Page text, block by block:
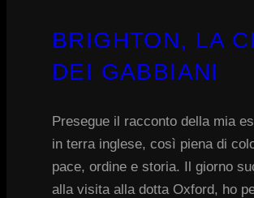
BRIGHTON, LA
DEI GABBIANI
Presegue il racconto della mia
in terra inglese, così piena di
pace, ordine e storia. Il giorno
alla visita alla dotta Oxford, ho